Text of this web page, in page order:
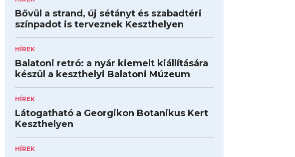
Bővül a strand, új sétányt és szabadtéri
színpadot is terveznek Keszthelyen
HÍREK
Balatoni retró: a nyár kiemelt kiállítására
készül a keszthelyi Balatoni Múzeum
HÍREK
Látogatható a Georgikon Botanikus Kert
Keszthelyen
HÍREK